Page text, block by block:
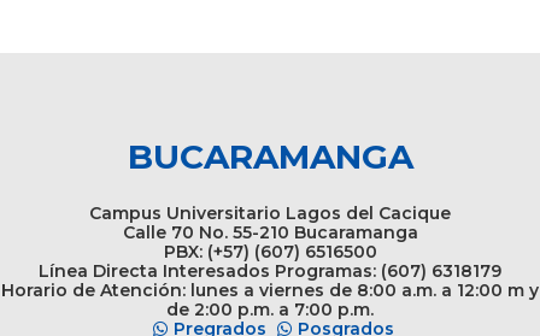
BUCARAMANGA
Campus Universitario Lagos del Cacique
Calle 70 No. 55-210 Bucaramanga
PBX: (+57) (607) 6516500
Línea Directa Interesados Programas: (607) 6318179
Horario de Atención: lunes a viernes de 8:00 a.m. a 12:00 m y
de 2:00 p.m. a 7:00 p.m.
Pregrados
Posgrados